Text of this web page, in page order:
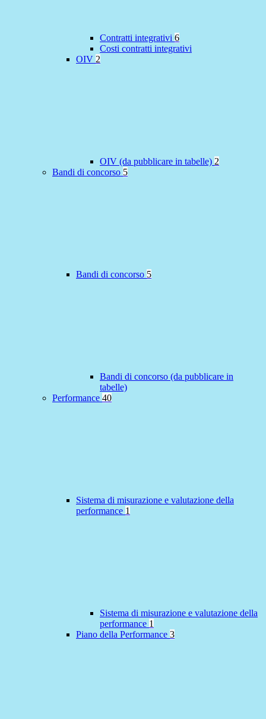
Contratti integrativi 6
Costi contratti integrativi
OIV 2
OIV (da pubblicare in tabelle) 2
Bandi di concorso 5
Bandi di concorso 5
Bandi di concorso (da pubblicare in
tabelle)
Performance 40
Sistema di misurazione e valutazione della
performance 1
Sistema di misurazione e valutazione della
performance 1
Piano della Performance 3